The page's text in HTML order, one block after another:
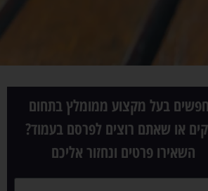
בעל מקצוע ממומלץ בתחום
או שאתם רוצים לפרסם בעמוד?
השאירו פרטים ונחזור אליכם